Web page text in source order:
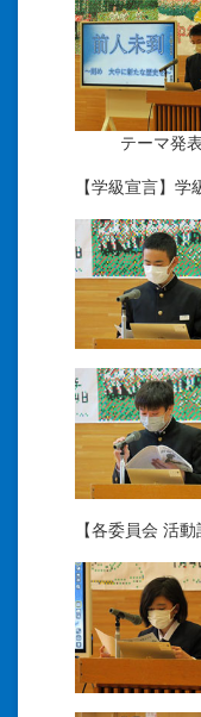
テーマ発表
【学級宣言】
【各委員会 活動